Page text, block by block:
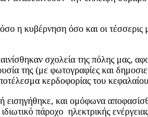
η κυβέρνηση όσο και οι τέσσερις
σχολεία της πόλης μας,
της (με φωτογραφίες και
κερδοφορίας του
εισηγήθηκε, και ομόφωνα
πάροχο ηλεκτρικής